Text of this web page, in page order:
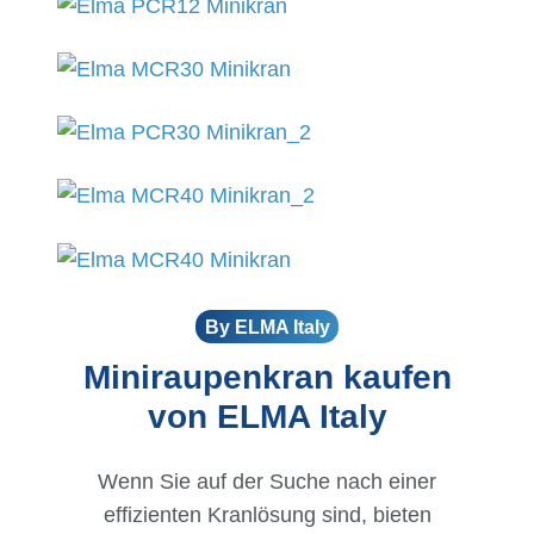
By ELMA Italy
Miniraupenkran kaufen
von ELMA Italy
Wenn Sie auf der Suche nach einer
effizienten Kranlösung sind, bieten